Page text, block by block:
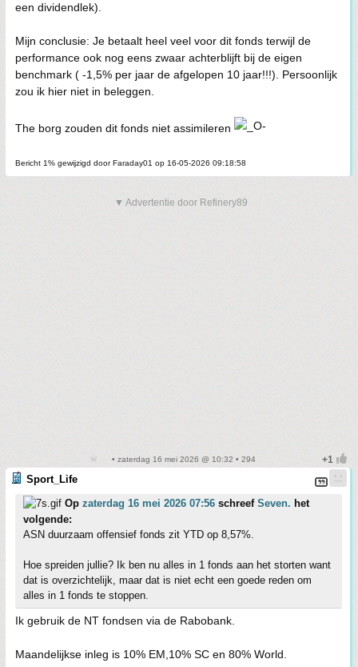
een dividendlek).
Mijn conclusie: Je betaalt heel veel voor dit fonds terwijl de
performance ook nog eens zwaar achterblijft bij de eigen
benchmark ( -1,5% per jaar de afgelopen 10 jaar!!!). Persoonlijk
zou ik hier niet in beleggen.
The borg zouden dit fonds niet assimileren
Bericht 1% gewijzigd door Faraday01 op 16-05-2026 09:18:58
▼ Advertentie door Refinery89
• zaterdag 16 mei 2026 @ 10:32 • 294
Sport_Life
Op zaterdag 16 mei 2026 07:56 schreef Seven. het
volgende:
ASN duurzaam offensief fonds zit YTD op 8,57%.
Hoe spreiden jullie? Ik ben nu alles in 1 fonds aan het storten want
dat is overzichtelijk, maar dat is niet echt een goede reden om
alles in 1 fonds te stoppen.
Ik gebruik de NT fondsen via de Rabobank.
Maandelijkse inleg is 10% EM,10% SC en 80% World.